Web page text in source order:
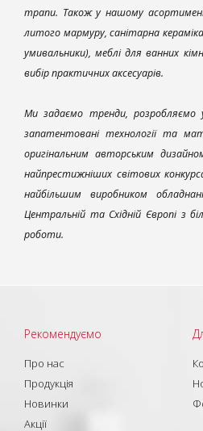
трапи. Також у нашому
литого мармуру, санітарна
умивальники), меблі для ванних
вибір практичних аксесуарів.
Ми задаємо тренди, розробляємо
запатентовані технології та
оригінальним авторським
найпрестижніших світових
найбільшим виробником
Центральній та Східній Європі з
роботи.
Рекомендуємо
Про нас
Продукція
Новинки
Акції